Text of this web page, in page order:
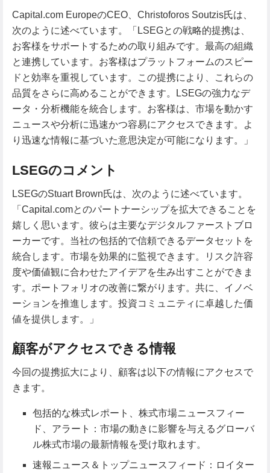
Capital.com EuropeのCEO、Christoforos Soutzis氏は、
次のように述べています。「LSEGとの戦略的提携は、
お客様をサポートするための取り組みです。最高の組織
と連携しています。お客様はプラットフォームのスピー
ドと効率を重視しています。この提携により、これらの
品質をさらに高めることができます。LSEGの強力なデ
ータ・分析機能を統合します。お客様は、市場を動かす
ニュースや分析に迅速かつ容易にアクセスできます。よ
り迅速な情報に基づいた意思決定が可能になります。」
LSEGのコメント
LSEGのStuart Brown氏は、次のように述べています。
「Capital.comとのパートナーシップを拡大できることを
嬉しく思います。彼らは主要なデジタルファーストブロ
ーカーです。当社の包括的で信頼できるデータセットを
統合します。市場を効果的に監視できます。リスク許容
度や価値観に合わせたアイデアを生み出すことができま
す。ポートフォリオの改善に繋がります。共に、イノベ
ーションを推進します。投資コミュニティに卓越した価
値を提供します。」
顧客がアクセスできる情報
今回の提携拡大により、顧客は以下の情報にアクセスで
きます。
包括的な株式レポート、株式市場ニュースフィー
ド、アラート：市場の動きに影響を与えるグローバ
ル株式市場の最新情報を受け取れます。
速報ニュース＆トップニュースフィード：ロイター